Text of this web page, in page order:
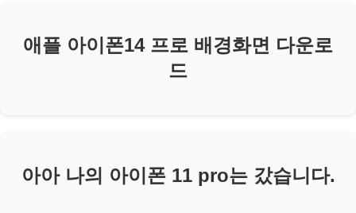
애플 아이폰14 프로 배경화면 다운로
드
아아 나의 아이폰 11 pro는 갔습니다.